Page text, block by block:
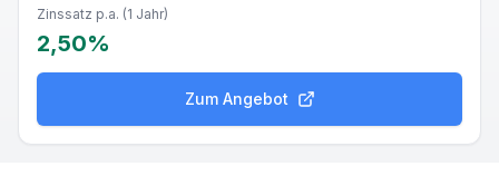
Zinssatz p.a. (1 Jahr)
2,50%
Zum Angebot